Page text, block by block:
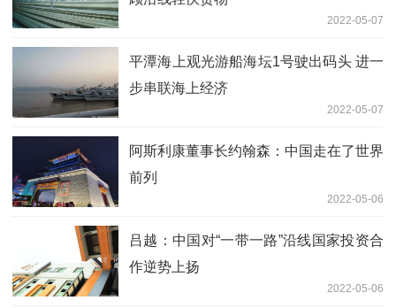
2022-05-07
平潭海上观光游船海坛1号驶出码头 进一
步串联海上经济
2022-05-07
阿斯利康董事长约翰森：中国走在了世界
前列
2022-05-06
吕越：中国对“一带一路”沿线国家投资合
作逆势上扬
2022-05-06